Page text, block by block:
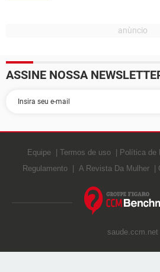
ASSINE NOSSA
Equipe Termos de uso Política de
Regulamento
A Revista Da Mulher
saude.ccm.net